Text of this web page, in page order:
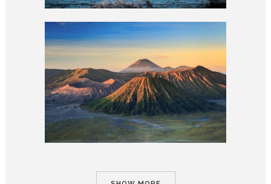
CAPTURING LIFE
abstract / documentary